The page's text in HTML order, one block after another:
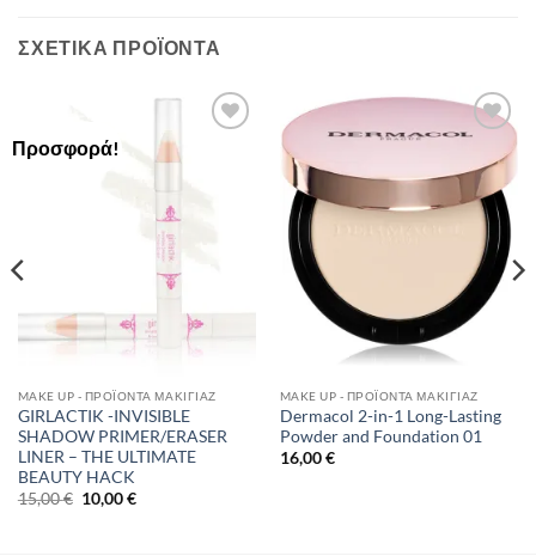
ΣΧΕΤΙΚΆ ΠΡΟΪΌΝΤΑ
Προσφορά!
MAKE UP - ΠΡΟΪΌΝΤΑ ΜΑΚΙΓΙΆΖ
GIRLACTIK -INVISIBLE
SHADOW PRIMER/ERASER
LINER – THE ULTIMATE
BEAUTY HACK
15,00€ Original
price
10,00€Η
Wishlist
MAKE UP - ΠΡΟΪΌΝΤΑ ΜΑΚΙΓΙΆΖ
Dermacol 2-in-1 Long-Lasting
Powder and Foundation 01
16,00€